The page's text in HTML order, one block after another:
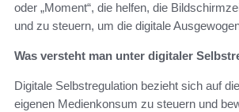
oder „Moment“, die helfen, die
und zu steuern, um die digitale
Was versteht man unter digitaler
Digitale Selbstregulation bezieht sich auf
eigenen Medienkonsum zu steuern und